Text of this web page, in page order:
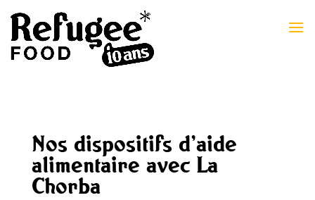
Nos dispositifs d’aide
alimentaire avec La
Chorba